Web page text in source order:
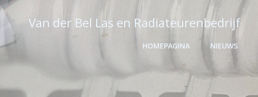
Ga
naar
inhoud
Van der Bel Las en Radiateurenbedrijf
HOMEPAGINA NIEUWS